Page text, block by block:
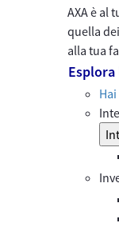
AXA è al
quella
alla tua
Esplora